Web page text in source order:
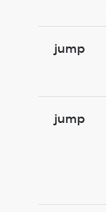
jump
jump